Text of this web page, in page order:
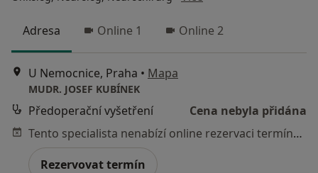
Adresa Online 1 Online 2
U Nemocnice, Praha • Mapa
MUDR. JOSEF KUBÍNEK
Předoperační vyšetření
Cena nebyla přidána
Tento specialista nenabízí online rezervaci termínu na této adrese.
Rezervovat termín